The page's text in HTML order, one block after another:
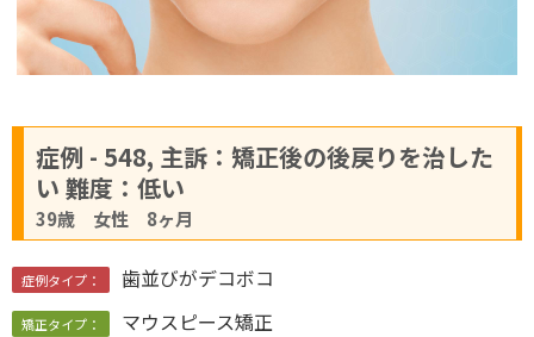
症例 - 548, 主訴：矯正後の後戻りを治した
い 難度：低い
39歳 女性 8ヶ月
症例タイプ： 歯並びがデコボコ
矯正タイプ： マウスピース矯正